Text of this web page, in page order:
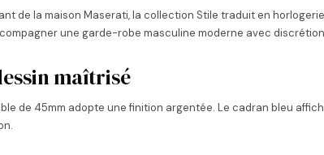
de la maison Maserati, la collection Stile traduit en
une garde-robe masculine moderne avec
maîtrisé
de 45mm adopte une finition argentée. Le cadran bleu